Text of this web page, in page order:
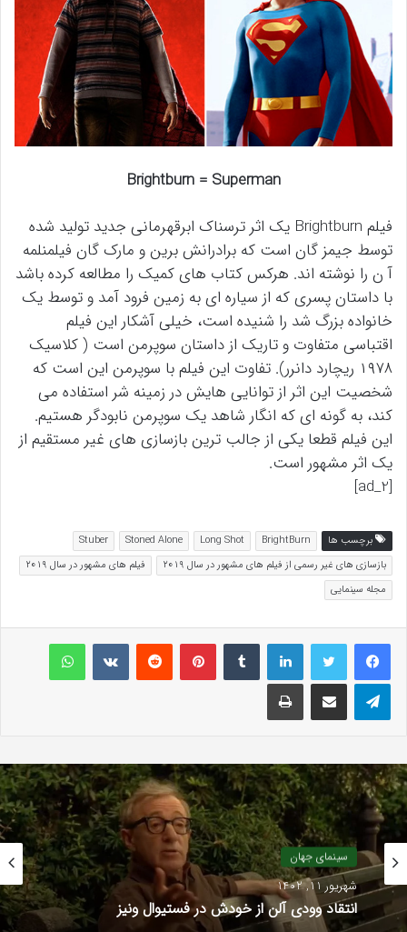
Brightburn = Superman
فیلم Brightburn یک اثر ترسناک ابرقهرمانی جدید تولید شده
توسط جیمز گان است که برادرانش برین و مارک گان فیلمنلمه
آ ن را نوشته اند. هرکس کتاب های کمیک را مطالعه کرده باشد
با داستان پسری که از سیاره ای به زمین فرود آمد و توسط یک
خانواده بزرگ شد را شنیده است، خیلی آشکار این فیلم
اقتباسی متفاوت و تاریک از داستان سوپرمن است ( کلاسیک
۱۹۷۸ ریچارد دانرر). تفاوت این فیلم با سوپرمن این است که
شخصیت این اثر از توانایی هایش در زمینه شر استفاده می
کند، به گونه ای که انگار شاهد یک سوپرمن نابودگر هستیم.
این فیلم قطعا یکی از جالب ترین بازسازی های غیر مستقیم از
یک اثر مشهور است.
[ad_2]
برچسب ها BrightBurn
Long Shot
Stoned Alone
Stuber
بازسازی های غیر رسمی از فیلم های مشهور در سال ۲۰۱۹
فیلم های مشهور در سال ۲۰۱۹
مجله سینمایی
لینکداینتامبلر پینتریستReddit
VKontakteواتس آپ
تلگرام اشتراک گذاری با ایمیل چاپ
سینمای جهان
شهریور 11, 1402
انتقاد وودی آلن از خودش در فستیوال ونیز